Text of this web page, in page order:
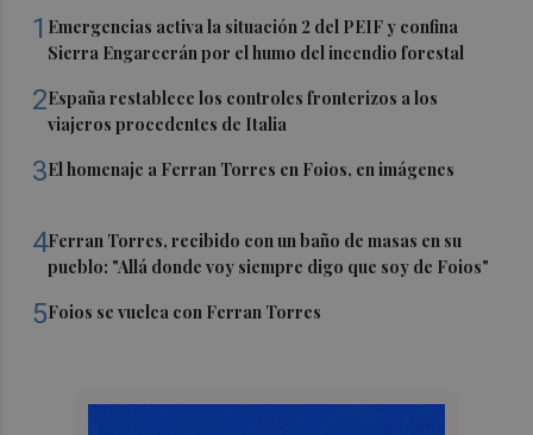
1 Emergencias activa la situación 2 del PEIF y confina
Sierra Engarcerán por el humo del incendio forestal
2España restablece los controles fronterizos a los
viajeros procedentes de Italia
3El homenaje a Ferran Torres en Foios, en imágenes
4Ferran Torres, recibido con un baño de masas en su
pueblo: "Allá donde voy siempre digo que soy de Foios"
5Foios se vuelca con Ferran Torres